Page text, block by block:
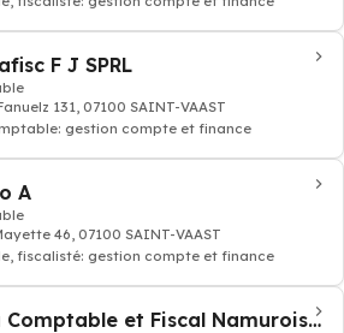
F J SPRL
131, 07100 SAINT-VAAST
gestion compte et finance
A
46, 07100 SAINT-VAAST
fiscalisté: gestion compte et finance
Bureau Comptable et Fiscal Namurois SPRL